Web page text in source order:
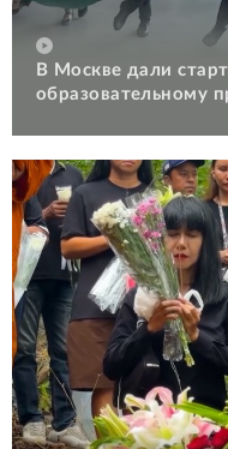
В Москве дали
образовательному